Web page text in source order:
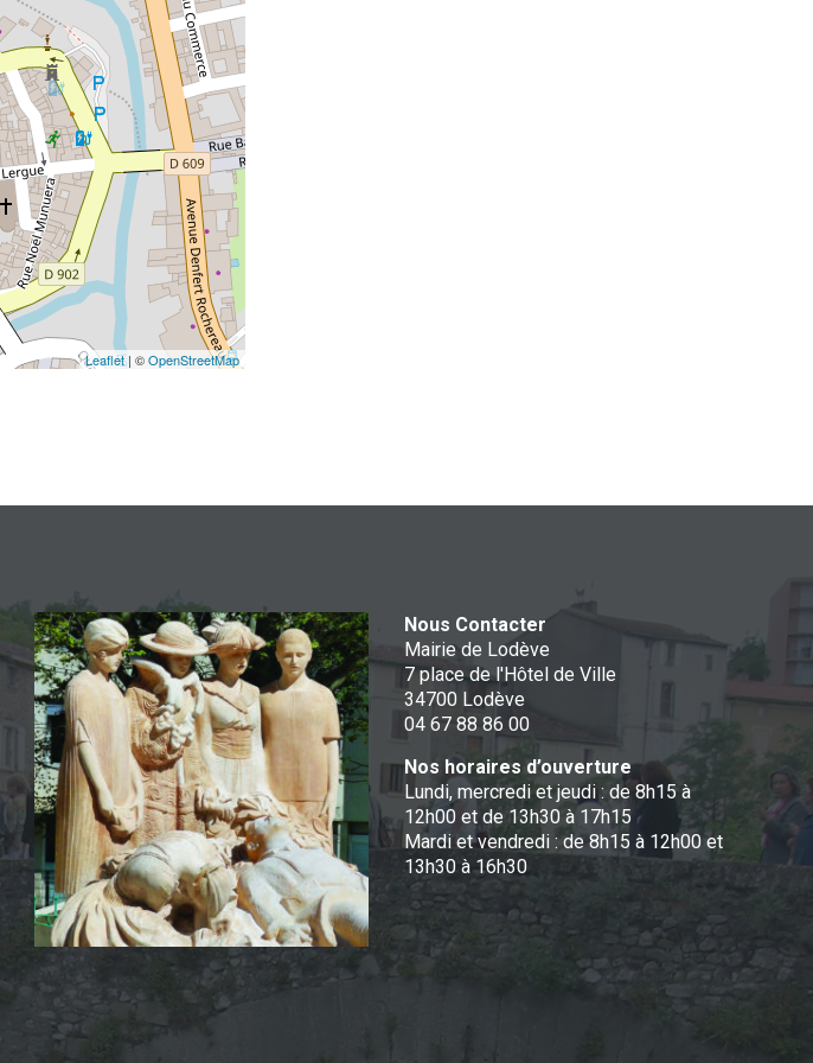
Leaflet| ©OpenStreetMap
Nous Contacter
Mairie de Lodève
7 place de l'Hôtel de Ville
34700 Lodève
04 67 88 86 00
Nos horaires d’ouverture
Lundi, mercredi et jeudi : de 8h15 à
12h00 et de 13h30 à 17h15
Mardi et vendredi : de 8h15 à 12h00 et
13h30 à 16h30